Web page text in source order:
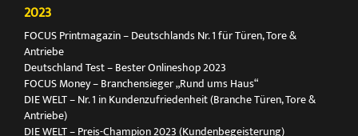
2023
FOCUS Printmagazin – Deutschlands Nr. 1 für Türen, Tore &
Antriebe
Deutschland Test – Bester Onlineshop 2023
FOCUS Money – Branchensieger „Rund ums Haus“
DIE WELT – Nr. 1 in Kundenzufriedenheit (Branche Türen, Tore &
Antriebe)
DIE WELT – Preis-Champion 2023 (Kundenbegeisterung)